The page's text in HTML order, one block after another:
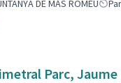
DE MÁS ROMEU
Parc, Jaume